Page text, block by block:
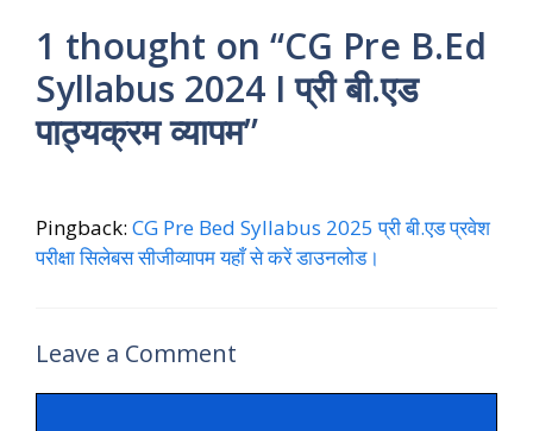
1 thought on “CG Pre B.Ed
Syllabus 2024 I प्री बी.एड
पाठ्यक्रम व्यापम”
Pingback: CG Pre Bed Syllabus 2025 प्री बी.एड प्रवेश
परीक्षा सिलेबस सीजीव्यापम यहाँ से करें डाउनलोड।
Leave a Comment